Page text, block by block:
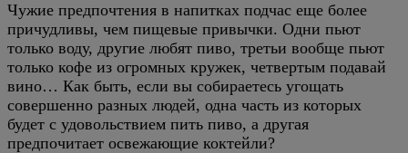
Чужие предпочтения в напитках подчас еще более
причудливы, чем пищевые привычки. Одни пьют
только воду, другие любят пиво, третьи вообще пьют
только кофе из огромных кружек, четвертым подавай
вино… Как быть, если вы собираетесь угощать
совершенно разных людей, одна часть из которых
будет с удовольствием пить пиво, а другая
предпочитает освежающие коктейли?